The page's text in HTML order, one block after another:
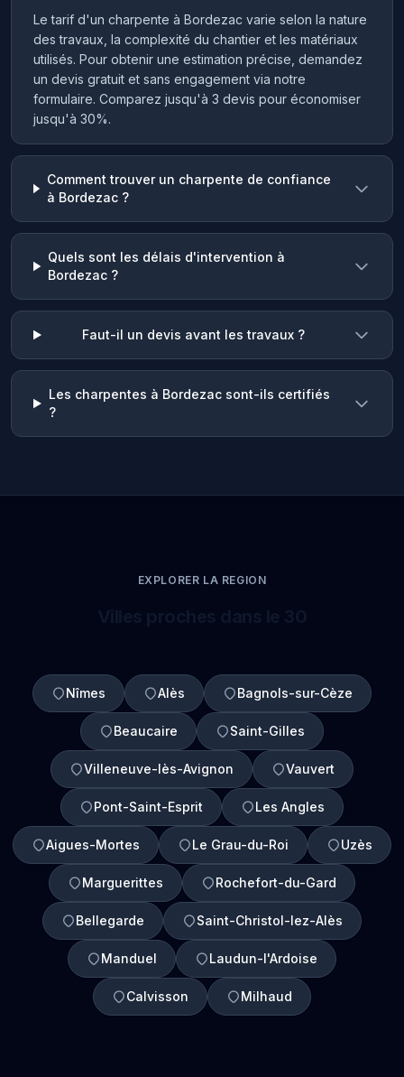
Le tarif d'un charpente à Bordezac varie selon la nature
des travaux, la complexité du chantier et les matériaux
utilisés. Pour obtenir une estimation précise, demandez
un devis gratuit et sans engagement via notre
formulaire. Comparez jusqu'à 3 devis pour économiser
jusqu'à 30%.
Comment trouver un charpente de confiance
à Bordezac ?
Quels sont les délais d'intervention à
Bordezac ?
Faut-il un devis avant les travaux ?
Les charpentes à Bordezac sont-ils certifiés
?
EXPLORER LA REGION
Nîmes Alès Bagnols-sur-Cèze
Beaucaire Saint-Gilles
Villeneuve-lès-Avignon Vauvert
Pont-Saint-Esprit Les Angles
Aigues-Mortes Le Grau-du-Roi Uzès
Marguerittes Rochefort-du-Gard
Bellegarde Saint-Christol-lez-Alès
Manduel Laudun-l'Ardoise
Calvisson Milhaud